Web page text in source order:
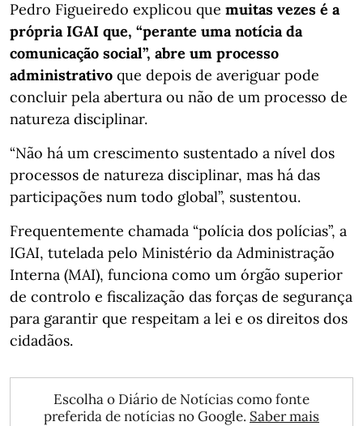
Pedro Figueiredo explicou que muitas vezes é a
própria IGAI que, “perante uma notícia da
comunicação social”, abre um processo
administrativo que depois de averiguar pode
concluir pela abertura ou não de um processo de
natureza disciplinar.
“Não há um crescimento sustentado a nível dos
processos de natureza disciplinar, mas há das
participações num todo global”, sustentou.
Frequentemente chamada “polícia dos polícias”, a
IGAI, tutelada pelo Ministério da Administração
Interna (MAI), funciona como um órgão superior
de controlo e fiscalização das forças de segurança
para garantir que respeitam a lei e os direitos dos
cidadãos.
Escolha o Diário de Notícias como fonte
preferida de notícias no Google. Saber mais